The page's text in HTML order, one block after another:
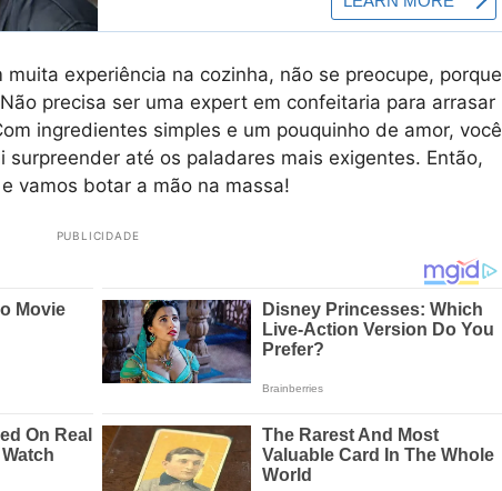
experiência na cozinha, não se preocupe, porque
precisa ser uma expert em confeitaria para arrasar
ingredientes simples e um pouquinho de amor, você
até os paladares mais exigentes. Então,
vamos botar a mão na massa!
PUBLICIDADE